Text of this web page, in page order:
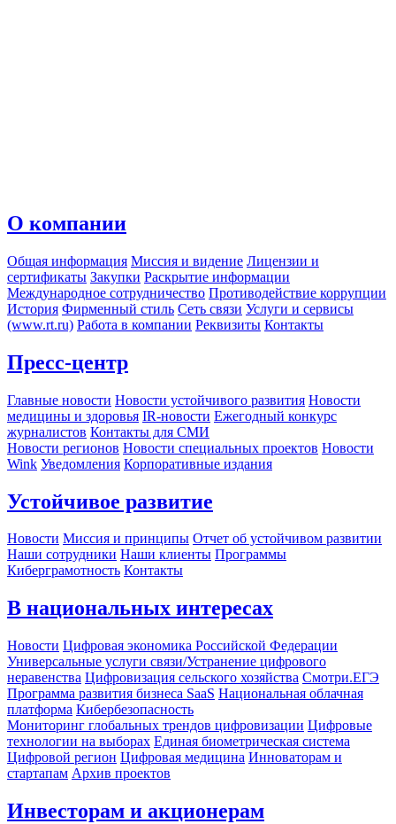
О компании
Общая информация Миссия и видение Лицензии и
сертификаты Закупки Раскрытие информации
Международное сотрудничество Противодействие коррупции
История Фирменный стиль Сеть связи Услуги и сервисы
(www.rt.ru) Работа в компании Реквизиты Контакты
Пресс-центр
Главные новости Новости устойчивого развития Новости
медицины и здоровья IR-новости Ежегодный конкурс
журналистов Контакты для СМИ
Новости регионов Новости специальных проектов Новости
Wink Уведомления Корпоративные издания
Устойчивое развитие
Новости Миссия и принципы Отчет об устойчивом развитии
Наши сотрудники Наши клиенты Программы
Киберграмотность Контакты
В национальных интересах
Новости Цифровая экономика Российской Федерации
Универсальные услуги связи/Устранение цифрового
неравенства Цифровизация сельского хозяйства Смотри.ЕГЭ
Программа развития бизнеса SaaS Национальная облачная
платформа Кибербезопасность
Мониторинг глобальных трендов цифровизации Цифровые
технологии на выборах Единая биометрическая система
Цифровой регион Цифровая медицина Инноваторам и
стартапам Архив проектов
Инвесторам и акционерам